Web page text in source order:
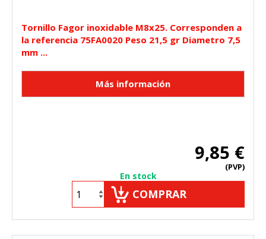
Tornillo Fagor inoxidable M8x25. Corresponden a
la referencia 75FA0020 Peso 21,5 gr Diametro 7,5
mm ...
9,85 €
(PVP)
En stock
COMPRAR